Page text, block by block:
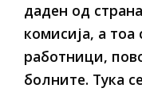
даден од
комисија, а тоа
работници,
болните. Тука